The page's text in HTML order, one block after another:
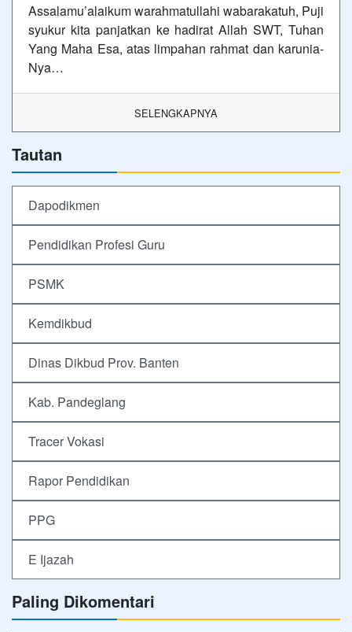
Assalamu’alaikum warahmatullahi wabarakatuh, Puji
syukur kita panjatkan ke hadirat Allah SWT, Tuhan
Yang Maha Esa, atas limpahan rahmat dan karunia-
Nya…
SELENGKAPNYA
Tautan
Dapodikmen
Pendidikan Profesi Guru
PSMK
Kemdikbud
Dinas Dikbud Prov. Banten
Kab. Pandeglang
Tracer Vokasi
Rapor Pendidikan
PPG
E Ijazah
Paling Dikomentari